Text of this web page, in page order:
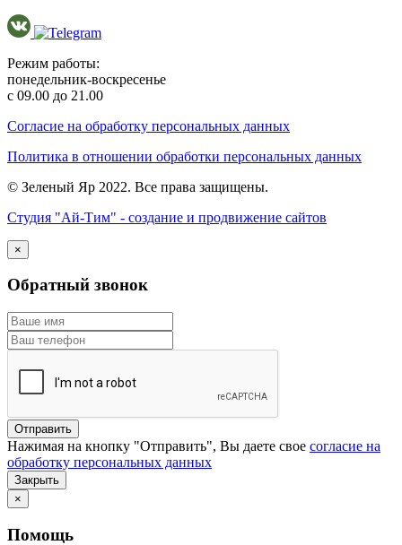
Режим работы:
понедельник-воскресенье
с 09.00 до 21.00
Согласие на обработку персональных данных
Политика в отношении обработки персональных данных
© Зеленый Яр 2022. Все права защищены.
Студия "Ай-Тим" - создание и продвижение сайтов
×
Обратный звонок
Нажимая на кнопку "Отправить", Вы даете свое согласие на
обработку персональных данных
Закрыть
×
Помощь